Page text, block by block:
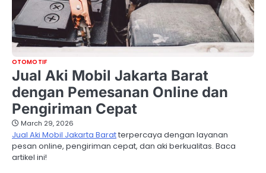
OTOMOTIF
Jual Aki Mobil Jakarta Barat
dengan Pemesanan Online dan
Pengiriman Cepat
March 29, 2026
Jual Aki Mobil Jakarta Baratterpercaya dengan layanan
pesan online, pengiriman cepat, dan aki berkualitas. Baca
artikel ini!